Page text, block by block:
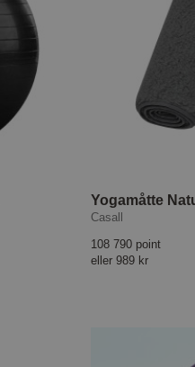
Casall
108 790 point
eller 989 kr